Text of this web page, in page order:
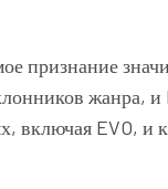
признание
жанра, и
включая EVO, и